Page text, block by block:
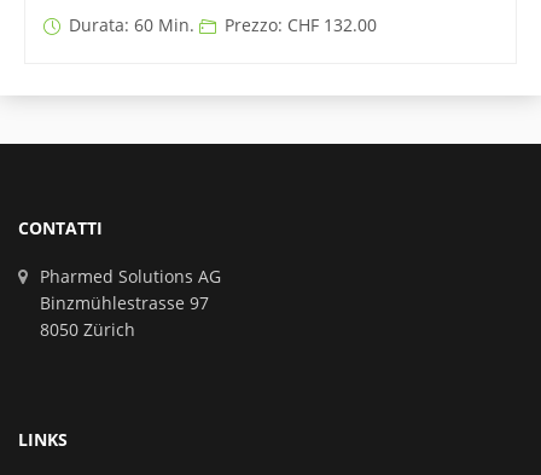
Durata: 60 Min. Prezzo: CHF 132.00
CONTATTI
Pharmed Solutions AG
Binzmühlestrasse 97
8050 Zürich
LINKS